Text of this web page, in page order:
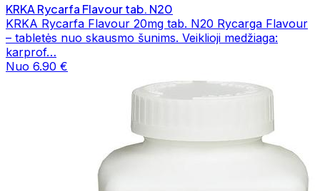
KRKA Rycarfa Flavour tab. N20
KRKA Rycarfa Flavour 20mg tab. N20 Rycarga Flavour
– tabletės nuo skausmo šunims. Veiklioji medžiaga:
karprof…
Nuo 6.90 €